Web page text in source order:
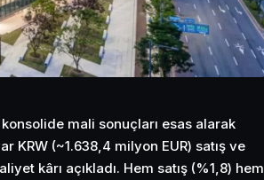
mali sonuçları esas alarak
KRW (~1.638,4 milyon EUR) satış ve
kârı açıkladı. Hem satış (%1,8) hem